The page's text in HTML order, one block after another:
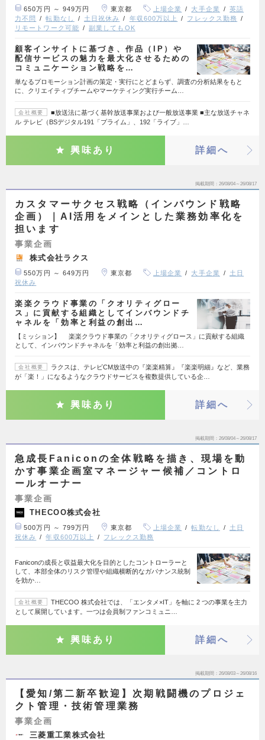
650万円 ～ 949万円 東京都 上場企業 大手企業
英語
力不問
転勤なし 土日祝休み 年収600万以上
フレックス勤務
リモートワーク可能
副業してもOK
顧客インサイトに基づき、作品（IP）や
配信サービスの魅力を最大化させるための
コミュニケーション戦略を…
単なるプロモーション計画の策定・実行にとどまらず、調査の分析結果をもと
に、クリエイティブチームやマーケティング実行チーム…
会社概要
■放送法に基づく基幹放送事業および一般放送事業 ■主な放送チャネ
ル テレビ（BSデジタル191「プライム」、192「ライブ」…
興味あり 詳細へ
掲載期間 26/08/04～26/08/17
カスタマーサクセス戦略（インバウンド戦略
企画）｜AI活用をメインとした業務効率化を
担います
事業企画
株式会社ラクス
550万円 ～ 649万円 東京都 上場企業 大手企業
土日
祝休み
楽楽クラウド事業の「クオリティグロー
ス」に貢献する組織としてインバウンドチ
ャネルを「効率と利益の創出…
【ミッション】 楽楽クラウド事業の「クオリティグロース」に貢献する組織
として、インバウンドチャネルを「効率と利益の創出拠…
会社概要
ラクスは、テレビCM放送中の『楽楽精算』『楽楽明細』など、業務
が「楽！」になるようなクラウドサービスを複数提供している企…
興味あり 詳細へ
掲載期間 26/08/04～26/08/17
急成長Faniconの全体戦略を描き、現場を動
かす事業企画室マネージャー候補／コントロ
ールオーナー
事業企画
THECOO株式会社
500万円 ～ 799万円 東京都 上場企業 転勤なし
土日
祝休み
年収600万以上 フレックス勤務
Faniconの成長と収益最大化を目的としたコントローラーと
して、本部全体のリスク管理や組織横断的なガバナンス統制
を効か…
会社概要
THECOO 株式会社では、「エンタメ×IT」を軸に 2 つの事業を主力
として展開しています。一つは会員制ファンコミュニ…
興味あり 詳細へ
掲載期間 26/08/03～26/08/16
【愛知/第二新卒歓迎】次期戦闘機のプロジェ
クト管理・技術管理業務
事業企画
三菱重工業株式会社